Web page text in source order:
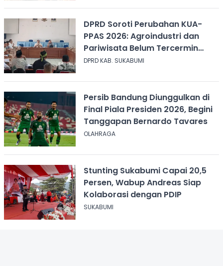
DPRD Soroti Perubahan KUA-
PPAS 2026: Agroindustri dan
Pariwisata Belum Tercermin
dalam Anggaran
DPRD KAB. SUKABUMI
Persib Bandung Diunggulkan di
Final Piala Presiden 2026, Begini
Tanggapan Bernardo Tavares
OLAHRAGA
Stunting Sukabumi Capai 20,5
Persen, Wabup Andreas Siap
Kolaborasi dengan PDIP
SUKABUMI